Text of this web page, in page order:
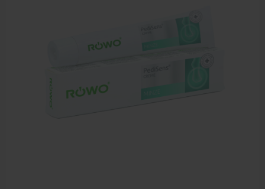
Pedicure artikelen